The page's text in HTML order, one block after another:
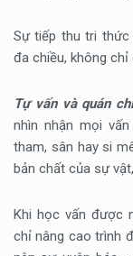
Sự tiếp thu tri thức
đa chiều, không
Tự vấn và quán
nhìn nhận mọi
tham, sân hay si
bản chất của sự
Khi học vấn được
chỉ nâng cao trình